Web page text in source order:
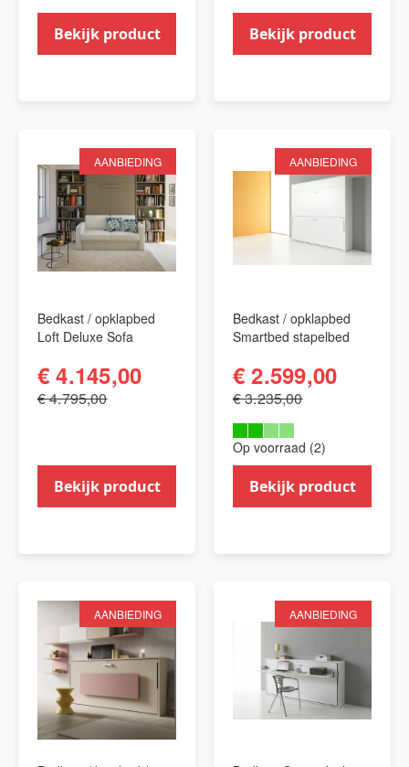
Bekijk product Bekijk product
AANBIEDING
Bedkast / opklapbed
Loft Deluxe Sofa
€ 4.145,00
€ 4.795,00
Bekijk product
AANBIEDING
Bedkast / opklapbed
Smartbed stapelbed
€ 2.599,00
€ 3.235,00
Op voorraad (2)
Bekijk product
AANBIEDING AANBIEDING